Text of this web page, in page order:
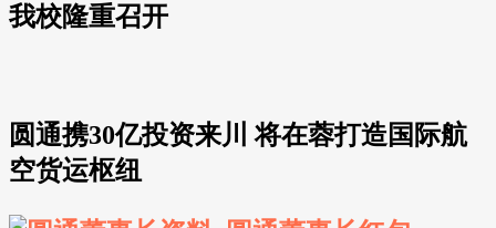
我校隆重召开
圆通携30亿投资来川 将在蓉打造国际航
空货运枢纽